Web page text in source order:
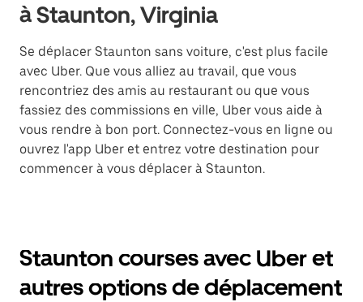
à Staunton, Virginia
Se déplacer Staunton sans voiture, c'est plus facile
avec Uber. Que vous alliez au travail, que vous
rencontriez des amis au restaurant ou que vous
fassiez des commissions en ville, Uber vous aide à
vous rendre à bon port. Connectez-vous en ligne ou
ouvrez l'app Uber et entrez votre destination pour
commencer à vous déplacer à Staunton.
Staunton courses avec Uber et
autres options de déplacement